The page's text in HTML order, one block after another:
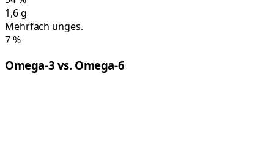
1,6g
Mehrfach unges.
7%
Omega-3 vs. Omega-6